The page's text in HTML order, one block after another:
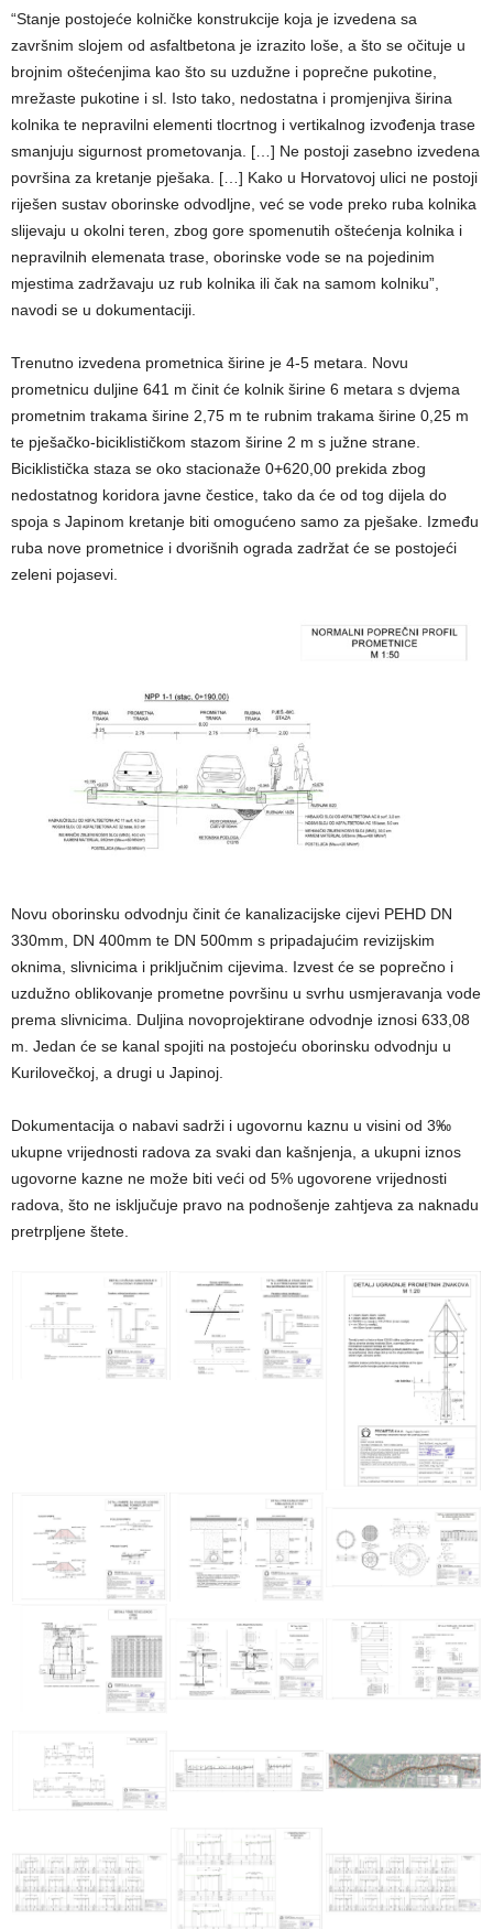
“Stanje postojeće kolničke konstrukcije koja je izvedena sa
završnim slojem od asfaltbetona je izrazito loše, a što se očituje u
brojnim oštećenjima kao što su uzdužne i poprečne pukotine,
mrežaste pukotine i sl. Isto tako, nedostatna i promjenjiva širina
kolnika te nepravilni elementi tlocrtnog i vertikalnog izvođenja trase
smanjuju sigurnost prometovanja. […] Ne postoji zasebno izvedena
površina za kretanje pješaka. […] Kako u Horvatovoj ulici ne postoji
riješen sustav oborinske odvodljne, već se vode preko ruba kolnika
slijevaju u okolni teren, zbog gore spomenutih oštećenja kolnika i
nepravilnih elemenata trase, oborinske vode se na pojedinim
mjestima zadržavaju uz rub kolnika ili čak na samom kolniku”,
navodi se u dokumentaciji.
Trenutno izvedena prometnica širine je 4-5 metara. Novu
prometnicu duljine 641 m činit će kolnik širine 6 metara s dvjema
prometnim trakama širine 2,75 m te rubnim trakama širine 0,25 m
te pješačko-biciklističkom stazom širine 2 m s južne strane.
Biciklistička staza se oko stacionaže 0+620,00 prekida zbog
nedostatnog koridora javne čestice, tako da će od tog dijela do
spoja s Japinom kretanje biti omogućeno samo za pješake. Između
ruba nove prometnice i dvorišnih ograda zadržat će se postojeći
zeleni pojasevi.
Novu oborinsku odvodnju činit će kanalizacijske cijevi PEHD DN
330mm, DN 400mm te DN 500mm s pripadajućim revizijskim
oknima, slivnicima i priključnim cijevima. Izvest će se poprečno i
uzdužno oblikovanje prometne površinu u svrhu usmjeravanja vode
prema slivnicima. Duljina novoprojektirane odvodnje iznosi 633,08
m. Jedan će se kanal spojiti na postojeću oborinsku odvodnju u
Kurilovečkoj, a drugi u Japinoj.
Dokumentacija o nabavi sadrži i ugovornu kaznu u visini od 3‰
ukupne vrijednosti radova za svaki dan kašnjenja, a ukupni iznos
ugovorne kazne ne može biti veći od 5% ugovorene vrijednosti
radova, što ne isključuje pravo na podnošenje zahtjeva za naknadu
pretrpljene štete.